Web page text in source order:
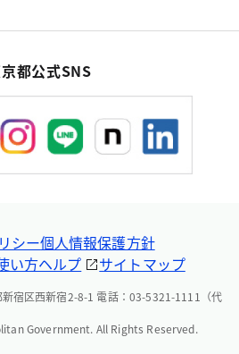
都公式SNS
シー個人情報保護方針
い方ヘルプ サイトマップ
宿区西新宿2-8-1 電話：03-5321-1111（代
Government. All Rights Reserved.